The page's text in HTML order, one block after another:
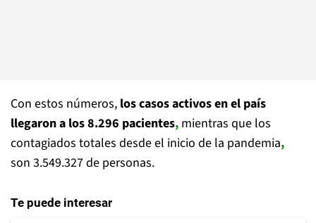
Con estos números, los casos activos en el país
llegaron a los 8.296 pacientes, mientras que los
contagiados totales desde el inicio de la pandemia,
son 3.549.327 de personas.
Te puede interesar